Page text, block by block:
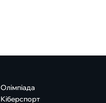
Олімпіада
Кіберспорт